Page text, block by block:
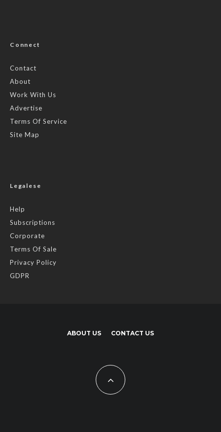
Connect
Contact
About
Work With Us
Advertise
Terms Of Service
Site Map
Legalese
Help
Subscriptions
Corporate
Terms Of Sale
Privacy Policy
GDPR
ABOUT US CONTACT US